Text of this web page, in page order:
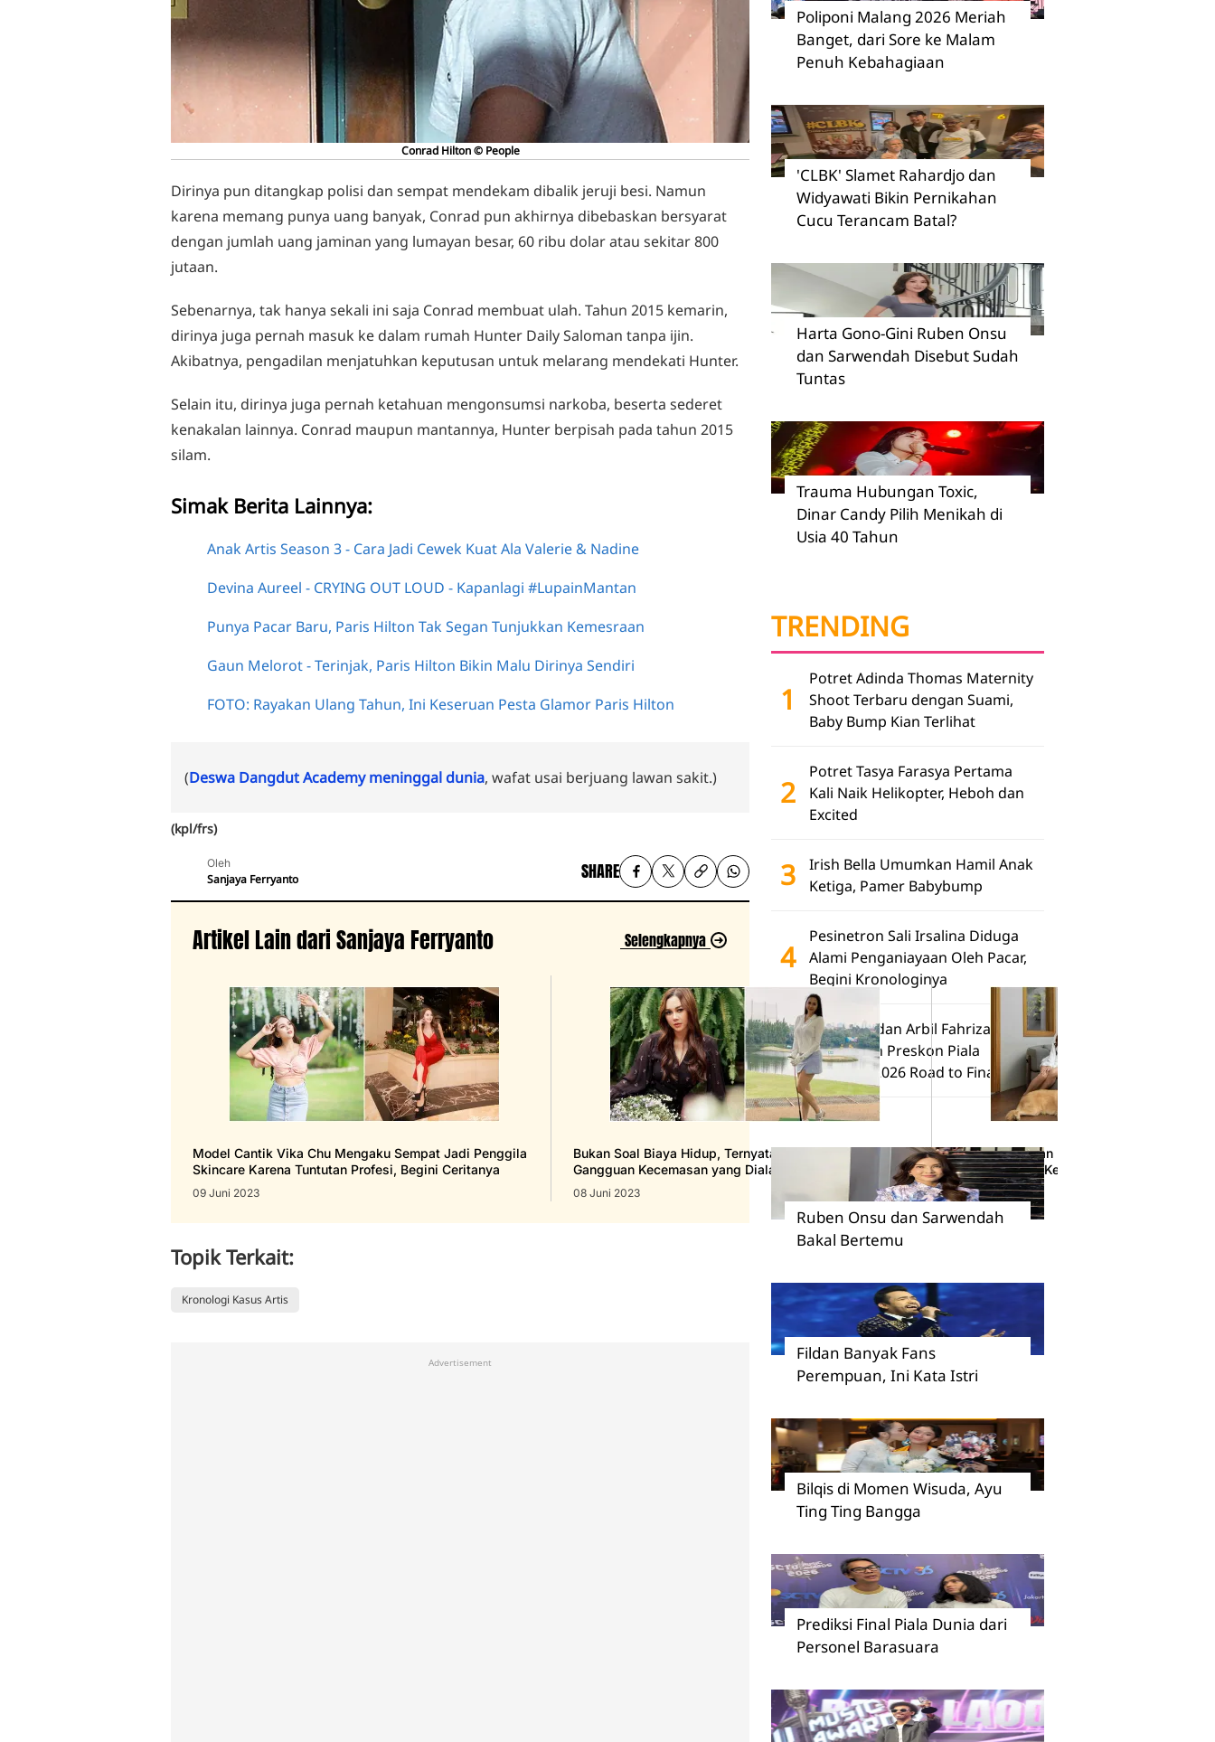
Conrad Hilton © People
Dirinya pun ditangkap polisi dan sempat mendekam dibalik jeruji besi. Namun
karena memang punya uang banyak, Conrad pun akhirnya dibebaskan bersyarat
dengan jumlah uang jaminan yang lumayan besar, 60 ribu dolar atau sekitar 800
jutaan.
Sebenarnya, tak hanya sekali ini saja Conrad membuat ulah. Tahun 2015 kemarin,
dirinya juga pernah masuk ke dalam rumah Hunter Daily Saloman tanpa ijin.
Akibatnya, pengadilan menjatuhkan keputusan untuk melarang mendekati Hunter.
Selain itu, dirinya juga pernah ketahuan mengonsumsi narkoba, beserta sederet
kenakalan lainnya. Conrad maupun mantannya, Hunter berpisah pada tahun 2015
silam.
Simak Berita Lainnya:
Anak Artis Season 3 - Cara Jadi Cewek Kuat Ala Valerie & Nadine
Devina Aureel - CRYING OUT LOUD - Kapanlagi #LupainMantan
Punya Pacar Baru, Paris Hilton Tak Segan Tunjukkan Kemesraan
Gaun Melorot - Terinjak, Paris Hilton Bikin Malu Dirinya Sendiri
FOTO: Rayakan Ulang Tahun, Ini Keseruan Pesta Glamor Paris Hilton
(Deswa Dangdut Academy meninggal dunia, wafat usai berjuang lawan sakit.)
(kpl/frs)
Oleh
Sanjaya Ferryanto SHARE
Artikel Lain dari Sanjaya Ferryanto Selengkapnya
Model Cantik Vika Chu Mengaku Sempat Jadi Penggila
Skincare Karena Tuntutan Profesi, Begini Ceritanya
09 Juni 2023
Bukan Soal Biaya Hidup, Ternyata Ini Penyebab
Gangguan Kecemasan yang Dialami Aura Kasih
08 Juni 2023
Alami Gangguan Kecemasan, Aura Kasih
Ketika Melihat Keluarga Orang Lain Bisa
08 Juni 2023
Topik Terkait:
Kronologi Kasus Artis
Advertisement
Poliponi Malang 2026 Meriah
Banget, dari Sore ke Malam
Penuh Kebahagiaan
'CLBK' Slamet Rahardjo dan
Widyawati Bikin Pernikahan
Cucu Terancam Batal?
Harta Gono-Gini Ruben Onsu
dan Sarwendah Disebut Sudah
Tuntas
Trauma Hubungan Toxic,
Dinar Candy Pilih Menikah di
Usia 40 Tahun
TRENDING
1
Potret Adinda Thomas Maternity
Shoot Terbaru dengan Suami,
Baby Bump Kian Terlihat
2
Potret Tasya Farasya Pertama
Kali Naik Helikopter, Heboh dan
Excited
3
Irish Bella Umumkan Hamil Anak
Ketiga, Pamer Babybump
4
Pesinetron Sali Irsalina Diduga
Alami Penganiayaan Oleh Pacar,
Begini Kronologinya
5
Melly Lee dan Arbil Fahrizan
Meriahkan Preskon Piala
Presiden 2026 Road to Final
Ruben Onsu dan Sarwendah
Bakal Bertemu
Fildan Banyak Fans
Perempuan, Ini Kata Istri
Bilqis di Momen Wisuda, Ayu
Ting Ting Bangga
Prediksi Final Piala Dunia dari
Personel Barasuara